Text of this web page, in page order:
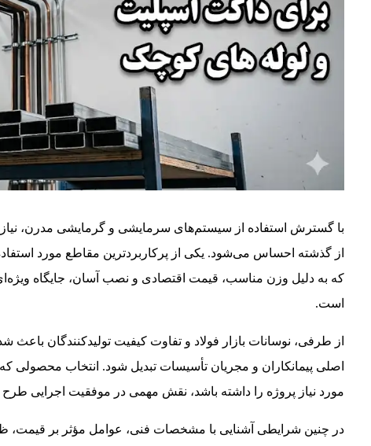
با گسترش استفاده از سیستم‌های سرمایشی و گرمایشی مدرن، نیاز
که به دلیل وزن مناسب، قیمت اقتصادی و نصب آسان، جایگاه
است.
اصلی پیمانکاران و مجریان تأسیسات تبدیل شود. انتخاب محصولی
مورد نیاز پروژه را داشته باشد، نقش مهمی در موفقیت اجرایی
در چنین شرایطی آشنایی با مشخصات فنی، عوامل مؤثر بر قیمت،